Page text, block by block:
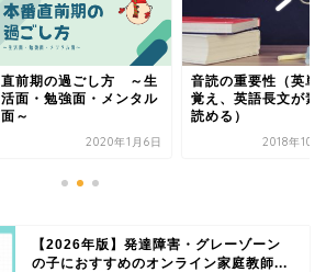
音読の重要性（英単語を
覚え、英語長文が素早く
読める）
2018年10月22日
読書は親から子への
ばんいのちの長い贈
2018年5
【2026年版】発達障害・グレーゾーン
の子におすすめのオンライン家庭教師...